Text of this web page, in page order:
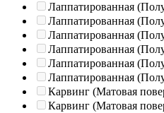
Лаппатированная
Лаппатированная
Лаппатированная
Лаппатированная
Лаппатированная
Лаппатированная
Карвинг (Матовая
Карвинг (Матовая